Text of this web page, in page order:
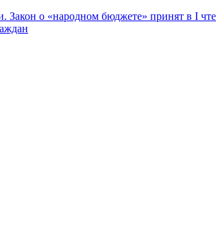
Закон о «народном бюджете» принят в I